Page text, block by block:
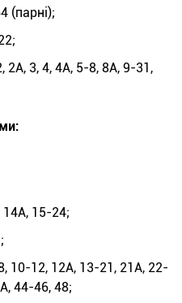
(парні);
2А, 3, 4, 4А, 5-8, 8А, 9-31,
15-24;
10-12, 12А, 13-21, 21А, 22-
44-46, 48;